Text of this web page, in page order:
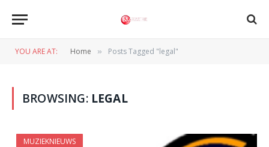
YOU ARE AT: Home » Posts Tagged "legal"
BROWSING: LEGAL
MUZIEKNIEUWS